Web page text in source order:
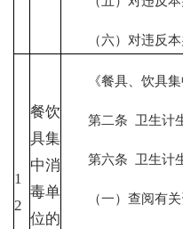
（六）对违反本
1
2
餐饮
具集
中消
毒单
位的
《餐具、饮具集
第二条 卫生计生
第六条 卫生计生
（一）查阅有关